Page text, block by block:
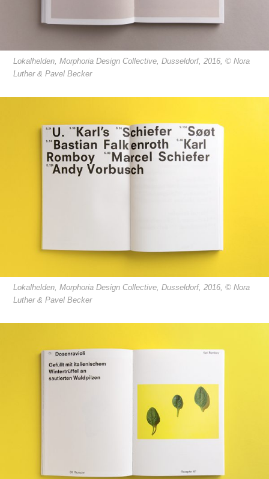
Lokalhelden, Morphoria Design Collective, Dusseldorf, 2016, © Nora
Luther & Pavel Becker
Lokalhelden, Morphoria Design Collective, Dusseldorf, 2016, © Nora
Luther & Pavel Becker